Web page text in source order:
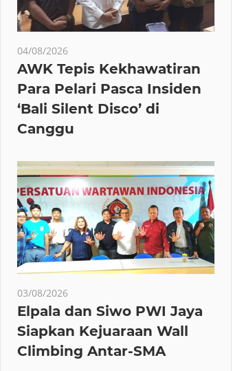
04/08/2026
AWK Tepis Kekhawatiran
Para Pelari Pasca Insiden
‘Bali Silent Disco’ di
Canggu
03/08/2026
Elpala dan Siwo PWI Jaya
Siapkan Kejuaraan Wall
Climbing Antar-SMA